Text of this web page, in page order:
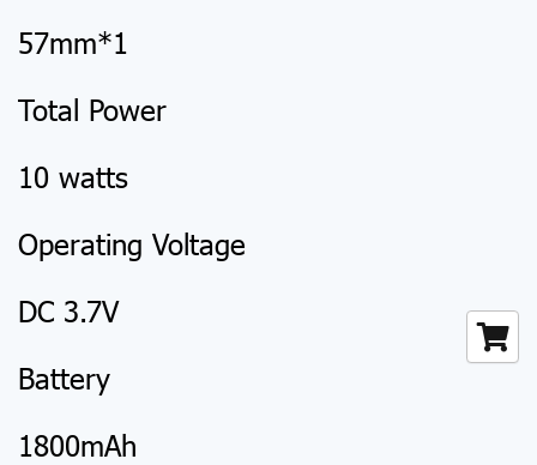
57mm*1
Total Power
10 watts
Operating Voltage
DC 3.7V
Battery
1800mAh